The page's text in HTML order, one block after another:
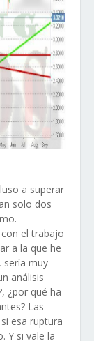
a superar
solo dos
el trabajo
a la que he
sería muy
análisis
¿por qué ha
Las
esa ruptura
Y si vale la